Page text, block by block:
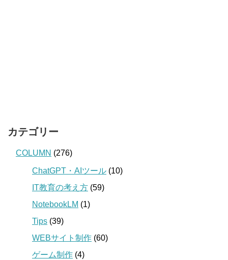
カテゴリー
COLUMN (276)
ChatGPT・AIツール (10)
IT教育の考え方 (59)
NotebookLM (1)
Tips (39)
WEBサイト制作 (60)
ゲーム制作 (4)